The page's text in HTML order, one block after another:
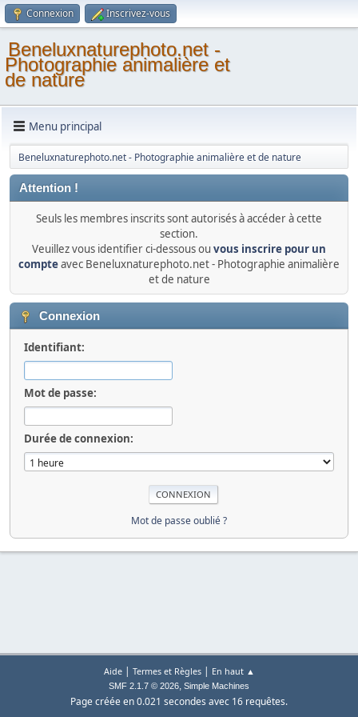
Connexion Inscrivez-vous
Beneluxnaturephoto.net -
Photographie animalière et
de nature
Menu principal
Beneluxnaturephoto.net - Photographie animalière et de nature
Attention !
Seuls les membres inscrits sont autorisés à accéder à cette
section.
Veuillez vous identifier ci-dessous ou vous inscrire pour un
compteavec Beneluxnaturephoto.net - Photographie animalière
et de nature
Connexion
Identifiant:
Mot de passe:
Durée de connexion:
Mot de passe oublié ?
Aide| Termes et Règles| En haut ▲
SMF 2.1.7 © 2026, Simple Machines
Page créée en 0.021 secondes avec 16 requêtes.